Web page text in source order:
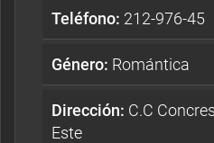
Teléfono: 212-976-45
Género: Romántica
Dirección: C.C
Este